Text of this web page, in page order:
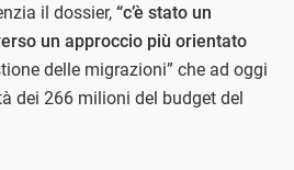
il dossier, “c’è stato un
un approccio più orientato
delle migrazioni” che ad oggi
dei 266 milioni del budget del